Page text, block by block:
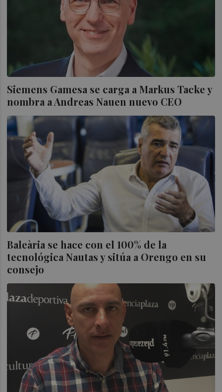
Siemens Gamesa se carga a Markus Tacke y
nombra a Andreas Nauen nuevo CEO
Baleària se hace con el 100% de la
tecnológica Nautas y sitúa a Orengo en su
consejo